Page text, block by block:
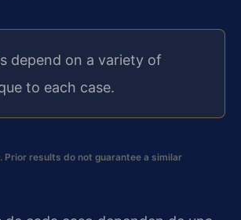
depend on a variety of
to each case.
results do not guarantee a similar